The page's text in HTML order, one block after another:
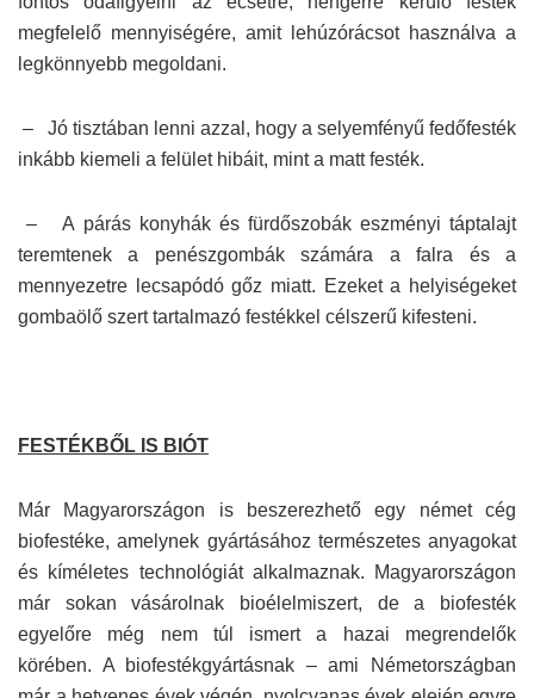
megfelelő mennyiségére, amit lehúzórácsot használva a
legkönnyebb megoldani.
– Jó tisztában lenni azzal, hogy a selyemfényű fedőfesték
inkább kiemeli a felület hibáit, mint a matt festék.
– A párás konyhák és fürdőszobák eszményi táptalajt
teremtenek a penészgombák számára a falra és a
mennyezetre lecsapódó gőz miatt. Ezeket a helyiségeket
gombaölő szert tartalmazó festékkel célszerű kifesteni.
FESTÉKBŐL IS BIÓT
Már Magyarországon is beszerezhető egy német cég
biofestéke, amelynek gyártásához természetes anyagokat
és kíméletes technológiát alkalmaznak. Magyarországon
már sokan vásárolnak bioélelmiszert, de a biofesték
egyelőre még nem túl ismert a hazai megrendelők
körében. A biofestékgyártásnak – ami Németországban